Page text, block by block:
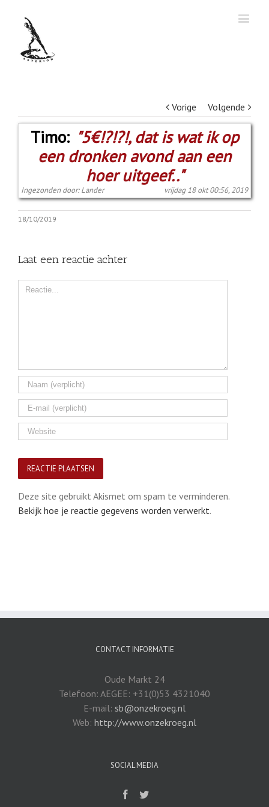
Vorige Volgende
Timo: "5€!?!?!, dat is wat ik op
een dronken avond aan een
hoer uitgeef.."
Ingezonden door: Lander vrijdag 18 okt 00:56, 2019
18/10/2019
Laat een reactie achter
Comment
Deze site gebruikt Akismet om spam te verminderen.
Bekijk hoe je reactie gegevens worden verwerkt.
CONTACT INFORMATIE
Oude Markt 24
Telefoon: AEGEE: +31(0)53 4321040
E-mail: sb@onzekroeg.nl
Web: http://www.onzekroeg.nl
SOCIAL MEDIA